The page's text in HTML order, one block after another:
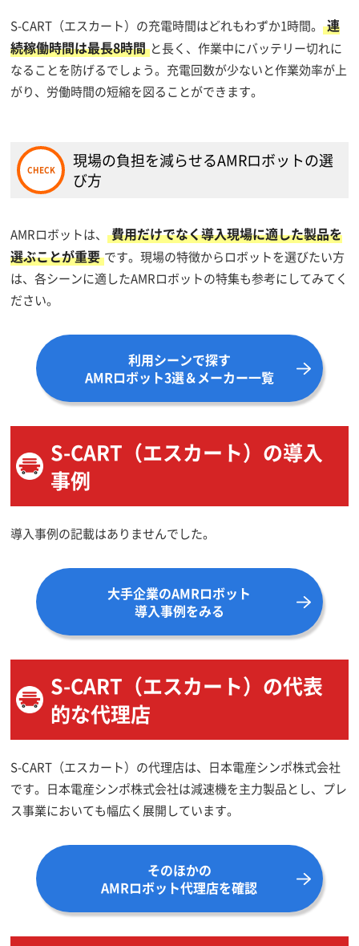
S-CART（エスカート）の充電時間はどれもわずか1時間。 連
続稼働時間は最長8時間 と長く、作業中にバッテリー切れに
なることを防げるでしょう。充電回数が少ないと作業効率が上
がり、労働時間の短縮を図ることができます。
現場の負担を減らせるAMRロボットの選
び方
AMRロボットは、 費用だけでなく導入現場に適した製品を
選ぶことが重要 です。現場の特徴からロボットを選びたい方
は、各シーンに適したAMRロボットの特集も参考にしてみてく
ださい。
利用シーンで探す
AMRロボット3選＆メーカー一覧
S-CART（エスカート）の導入
事例
導入事例の記載はありませんでした。
大手企業のAMRロボット
導入事例をみる
S-CART（エスカート）の代表
的な代理店
S-CART（エスカート）の代理店は、日本電産シンポ株式会社
です。日本電産シンポ株式会社は減速機を主力製品とし、プレ
ス事業においても幅広く展開しています。
そのほかの
AMRロボット代理店を確認